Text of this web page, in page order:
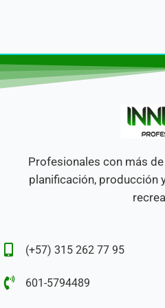
Profesionales con más
planificación, producción
(+57) 315 262 77 95
601-5794489